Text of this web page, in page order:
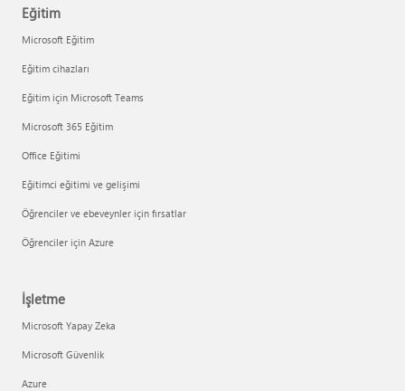
Eğitim
Microsoft Eğitim
Eğitim cihazları
Eğitim için Microsoft Teams
Microsoft 365 Eğitim
Office Eğitimi
Eğitimci eğitimi ve gelişimi
Öğrenciler ve ebeveynler için fırsatlar
Öğrenciler için Azure
İşletme
Microsoft Yapay Zeka
Microsoft Güvenlik
Azure